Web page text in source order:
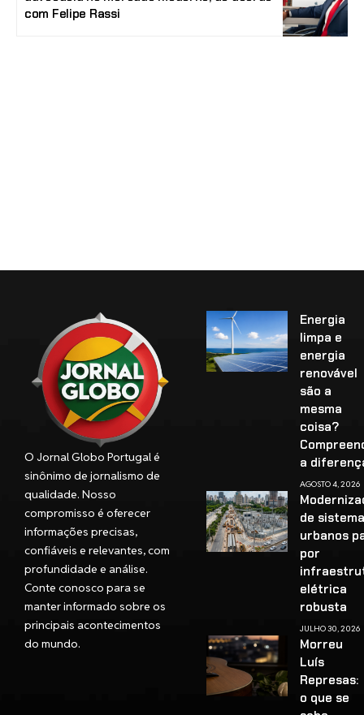
com Felipe Rassi
O Jornal Globo Portugal é
sinônimo de jornalismo de
qualidade. Nosso
compromisso é oferecer
informações precisas,
confiáveis e relevantes, com
profundidade e análise.
Conte conosco para se
manter informado sobre os
principais acontecimentos
do mundo.
Energia
limpa e
energia
renovável
são a
mesma
coisa?
a
AGOSTO 4, 2026
de
urbanos
por
elétrica
robusta
JULHO 30, 2026
Morreu
Luís
Represas:
o que se